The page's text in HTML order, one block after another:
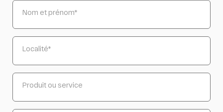
Nom et prénom*
Localité*
Produit ou service